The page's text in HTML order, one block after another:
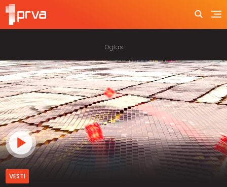
VESTI